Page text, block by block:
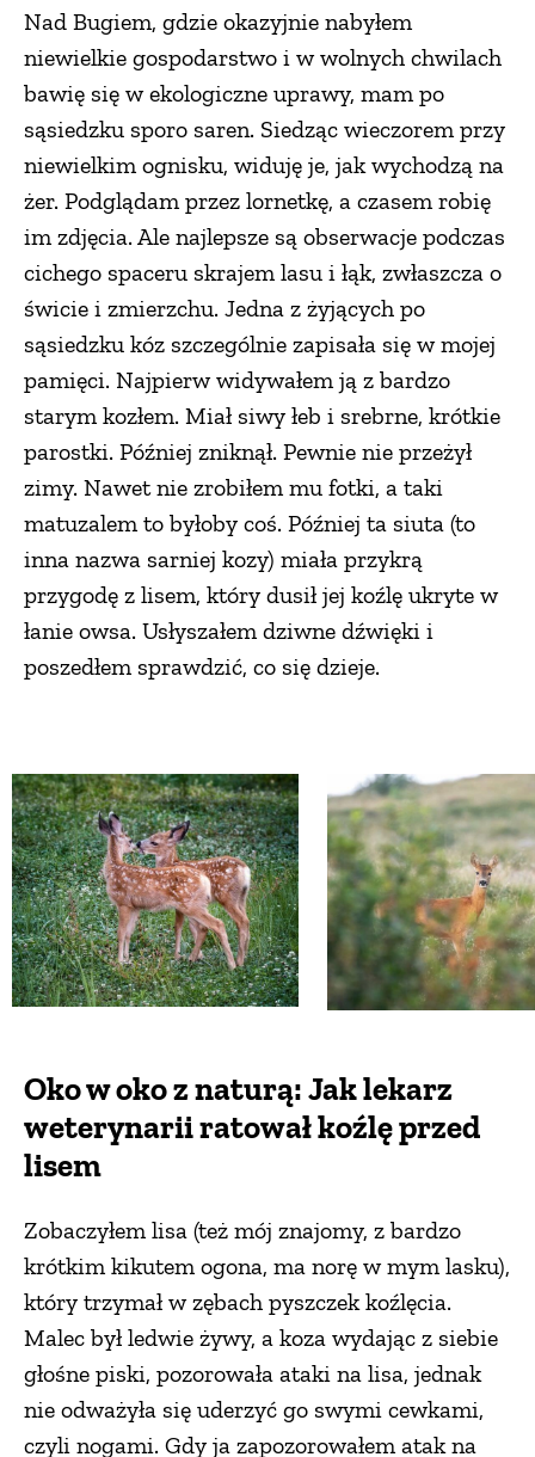
Nad Bugiem, gdzie okazyjnie nabyłem
niewielkie gospodarstwo i w wolnych chwilach
bawię się w ekologiczne uprawy, mam po
sąsiedzku sporo saren. Siedząc wieczorem przy
niewielkim ognisku, widuję je, jak wychodzą na
żer. Podglądam przez lornetkę, a czasem robię
im zdjęcia. Ale najlepsze są obserwacje podczas
cichego spaceru skrajem lasu i łąk, zwłaszcza o
świcie i zmierzchu. Jedna z żyjących po
sąsiedzku kóz szczególnie zapisała się w mojej
pamięci. Najpierw widywałem ją z bardzo
starym kozłem. Miał siwy łeb i srebrne, krótkie
parostki. Później zniknął. Pewnie nie przeżył
zimy. Nawet nie zrobiłem mu fotki, a taki
matuzalem to byłoby coś. Później ta siuta (to
inna nazwa sarniej kozy) miała przykrą
przygodę z lisem, który dusił jej koźlę ukryte w
łanie owsa. Usłyszałem dziwne dźwięki i
poszedłem sprawdzić, co się dzieje.
Oko w oko z naturą: Jak lekarz
weterynarii ratował koźlę przed
lisem
Zobaczyłem lisa (też mój znajomy, z bardzo
krótkim kikutem ogona, ma norę w mym lasku),
który trzymał w zębach pyszczek koźlęcia.
Malec był ledwie żywy, a koza wydając z siebie
głośne piski, pozorowała ataki na lisa, jednak
nie odważyła się uderzyć go swymi cewkami,
czyli nogami. Gdy ja zapozorowałem atak na